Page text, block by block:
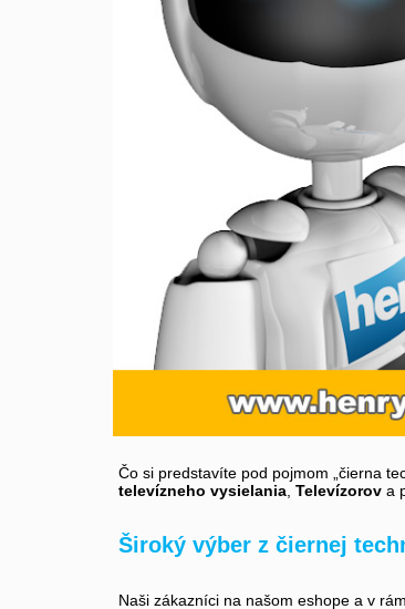
Čo si predstavíte pod pojmom „čierna
televízneho vysielania, Televízorov a
Široký výber z čiernej
Naši zákazníci na našom eshope a v